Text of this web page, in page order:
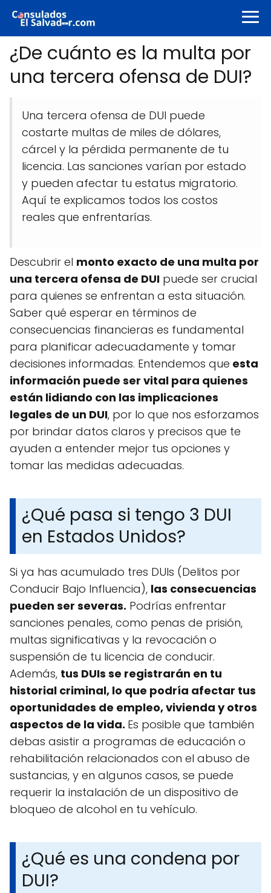
¿De cuánto es la multa por
una tercera ofensa de DUI?
Una tercera ofensa de DUI puede
costarte multas de miles de dólares,
cárcel y la pérdida permanente de tu
licencia. Las sanciones varían por estado
y pueden afectar tu estatus migratorio.
Aquí te explicamos todos los costos
reales que enfrentarías.
Descubrir el monto exacto de una multa por
una tercera ofensa de DUI puede ser crucial
para quienes se enfrentan a esta situación.
Saber qué esperar en términos de
consecuencias financieras es fundamental
para planificar adecuadamente y tomar
decisiones informadas. Entendemos que esta
información puede ser vital para quienes
están lidiando con las implicaciones
legales de un DUI, por lo que nos esforzamos
por brindar datos claros y precisos que te
ayuden a entender mejor tus opciones y
tomar las medidas adecuadas.
¿Qué pasa si tengo 3 DUI
en Estados Unidos?
Si ya has acumulado tres DUIs (Delitos por
Conducir Bajo Influencia), las consecuencias
pueden ser severas. Podrías enfrentar
sanciones penales, como penas de prisión,
multas significativas y la revocación o
suspensión de tu licencia de conducir.
Además, tus DUIs se registrarán en tu
historial criminal, lo que podría afectar tus
oportunidades de empleo, vivienda y otros
aspectos de la vida. Es posible que también
debas asistir a programas de educación o
rehabilitación relacionados con el abuso de
sustancias, y en algunos casos, se puede
requerir la instalación de un dispositivo de
bloqueo de alcohol en tu vehículo.
¿Qué es una condena por
DUI?